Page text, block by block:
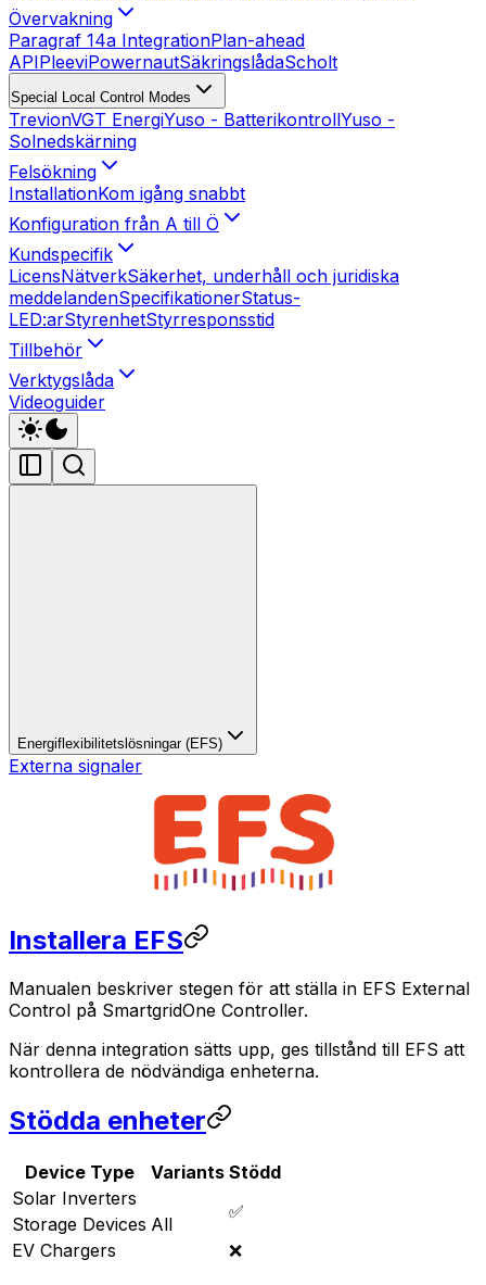
Övervakning
Paragraf 14a IntegrationPlan-ahead
APIPleeviPowernautSäkringslådaScholt
Special Local Control Modes
TrevionVGT EnergiYuso - BatterikontrollYuso -
Solnedskärning
Felsökning
InstallationKom igång snabbt
Konfiguration från A till Ö
Kundspecifik
LicensNätverkSäkerhet, underhåll och juridiska
meddelandenSpecifikationerStatus-
LED:arStyrenhetStyrresponsstid
Tillbehör
Verktygslåda
Videoguider
Energiflexibilitetslösningar (EFS)
Externa signaler
Installera EFS
Manualen beskriver stegen för att ställa in EFS External
Control på SmartgridOne Controller.
När denna integration sätts upp, ges tillstånd till EFS att
kontrollera de nödvändiga enheterna.
Stödda enheter
Device Type Variants Stödd
Solar Inverters
All
✅
Storage Devices
EV Chargers
❌